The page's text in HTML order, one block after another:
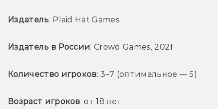
Издатель: Plaid Hat Games
Издатель в России: Crowd Games, 2021
Количество игроков: 3–7 (оптимальное — 5)
Возраст игроков: от 18 лет